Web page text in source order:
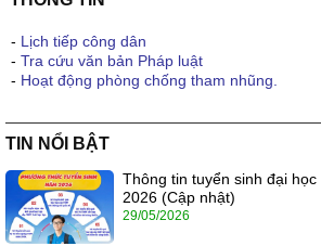
- Lịch tiếp công dân
- Tra cứu văn bản Pháp luật
- Hoạt động phòng chống tham nhũng.
TIN NỔI BẬT
Thông tin tuyển sinh đại
2026 (Cập nhật)
29/05/2026